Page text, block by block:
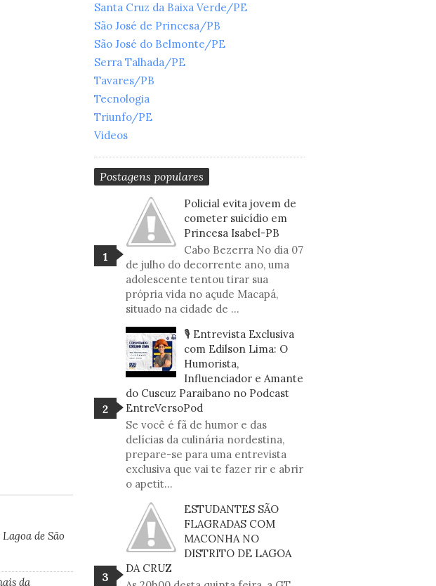
de São
da
Santa Cruz da Baixa Verde/PE
São José de Princesa/PB
São José do Belmonte/PE
Serra Talhada/PE
Tavares/PB
Tecnologia
Triunfo/PE
Videos
Postagens populares
Policial evita jovem de
cometer suicídio em
Princesa Isabel-PB
Cabo Bezerra No dia 07
de julho do decorrente ano, uma
adolescente tentou tirar sua
própria vida no açude Macapá,
situado na cidade de ...
🎙️ Entrevista Exclusiva
com Edilson Lima: O
Humorista,
Influenciador e Amante
do Cuscuz Paraibano no Podcast
EntreVersoPod
Se você é fã de humor e das
delícias da culinária nordestina,
prepare-se para uma entrevista
exclusiva que vai te fazer rir e abrir
o apetit...
ESTUDANTES SÃO
FLAGRADAS COM
MACONHA NO
DISTRITO DE LAGOA
DA CRUZ